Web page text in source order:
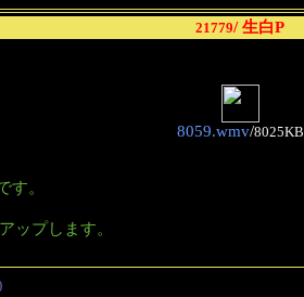
21779/ 生白P
8059.wmv/8025KB
す。
ップします。